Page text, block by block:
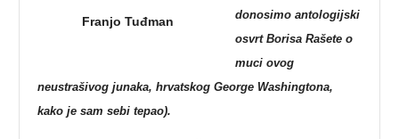
Franjo Tuđman
donosimo antologijski
osvrt Borisa Rašete o
muci ovog
neustrašivog junaka, hrvatskog George Washingtona,
kako je sam sebi tepao).